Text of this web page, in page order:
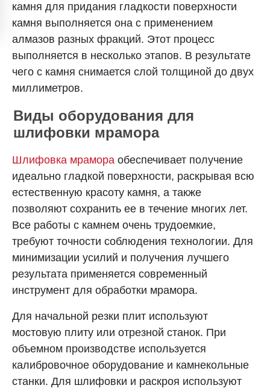
камня для придания гладкости поверхности
камня выполняется она с применением
алмазов разных фракций. Этот процесс
выполняется в несколько этапов. В результате
чего с камня снимается слой толщиной до двух
миллиметров.
Виды оборудования для
шлифовки мрамора
Шлифовка мрамора обеспечивает получение
идеально гладкой поверхности, раскрывая всю
естественную красоту камня, а также
позволяют сохранить ее в течение многих лет.
Все работы с камнем очень трудоемкие,
требуют точности соблюдения технологии. Для
минимизации усилий и получения лучшего
результата применяется современный
инструмент для обработки мрамора.
Для начальной резки плит используют
мостовую плиту или отрезной станок. При
объемном производстве используется
калибровочное оборудование и камнекольные
станки. Для шлифовки и раскроя используют